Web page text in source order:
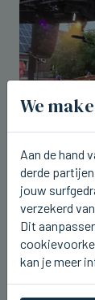
U2.be
in
vr 07
We
Aan de hand
derde
jouw
verzekerd
Dit
kan je meer